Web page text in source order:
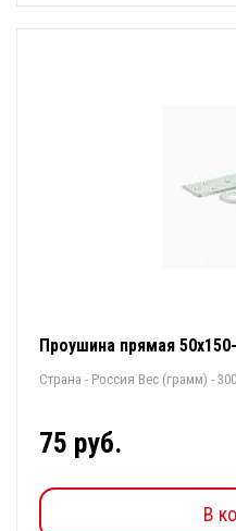
Проушина прямая
Страна - Россия Вес (грамм) - 300
75 руб.
В